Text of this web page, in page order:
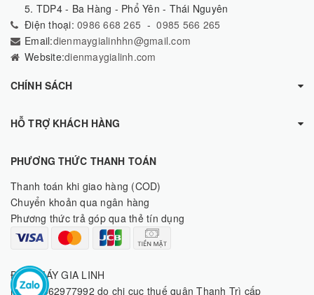
5. TDP4 - Ba Hàng - Phổ Yên - Thái Nguyên
Điện thoại: 0986 668 265 -0985 566 265
Email:dienmaygialinhhn@gmail.com
Website:dienmaygialinh.com
CHÍNH SÁCH
HỖ TRỢ KHÁCH HÀNG
PHƯƠNG THỨC THANH TOÁN
Thanh toán khi giao hàng (COD)
Chuyển khoản qua ngân hàng
Phương thức trả góp qua thẻ tín dụng
ĐIỆN MÁY GIA LINH
MST: 8062977992 do chi cục thuế quận Thanh Trì cấp